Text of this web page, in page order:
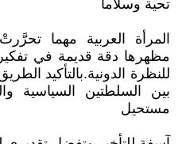
تحية وسلاما
المرأة العربية مهما
مظهرها دقة قديمة في
للنظرة الدونية.بالتأكيد
بين السلطتين السياسية
مستحيل